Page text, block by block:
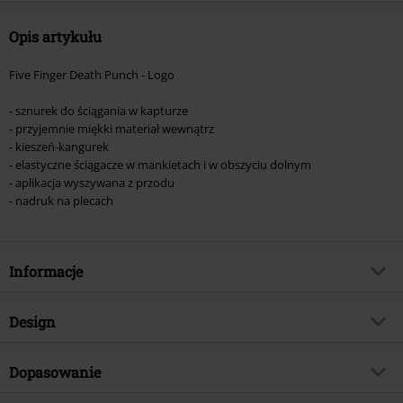
Opis artykułu
Five Finger Death Punch - Logo
- sznurek do ściągania w kapturze
- przyjemnie miękki materiał wewnątrz
- kieszeń-kangurek
- elastyczne ściągacze w mankietach i w obszyciu dolnym
- aplikacja wyszywana z przodu
- nadruk na plecach
Informacje
Numer artykułu
Gatunek muzyczny
Design
Rodzaj artykułu
Dopasowanie